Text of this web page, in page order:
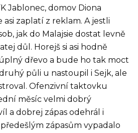
Jablonec, domov Diona
asi zaplatí z reklam. A jestli
jak do Malajsie dostat levně
důl. Horejš si asi hodně
dřevo a bude ho tak moct
půli u nastoupil i Sejk, ale
Ofenzivní taktovku
měsíc velmi dobrý
a dobrej zápas odehrál i
zápasům vypadalo